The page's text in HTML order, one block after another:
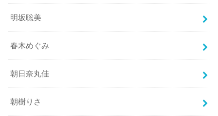
明坂聡美
春木めぐみ
朝日奈丸佳
朝樹りさ